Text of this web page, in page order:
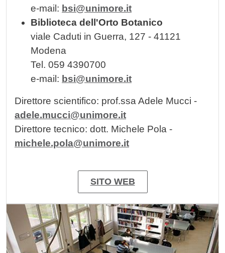
e-mail: bsi@unimore.it
Biblioteca dell'Orto Botanico
viale Caduti in Guerra, 127 - 41121
Modena
Tel. 059 4390700
e-mail: bsi@unimore.it
Direttore scientifico: prof.ssa Adele Mucci -
adele.mucci@unimore.it
Direttore tecnico: dott. Michele Pola -
michele.pola@unimore.it
SITO WEB
Image